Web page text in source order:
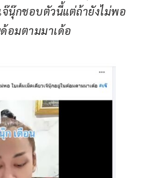
จ๊นุ๊กชอบตัวนี้แต่ถ้ายังไม่พอ
อมตามมาเด้อ